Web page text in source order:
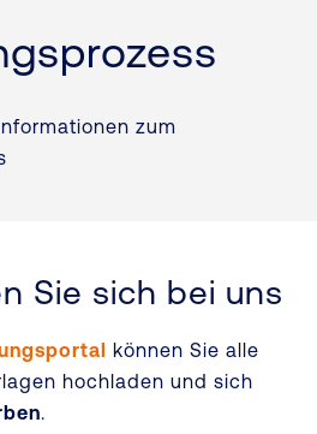
zum
Sie sich bei uns
können Sie alle
hochladen und sich
.